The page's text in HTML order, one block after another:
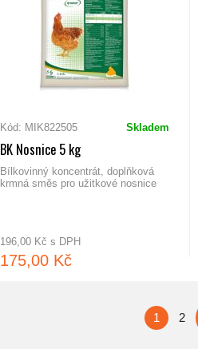
Kód: MIK822505 Skladem
BK Nosnice 5 kg
Bílkovinný koncentrát, doplňková
krmná směs pro užitkové nosnice
196,00 Kč s DPH
175,00 Kč
1 2